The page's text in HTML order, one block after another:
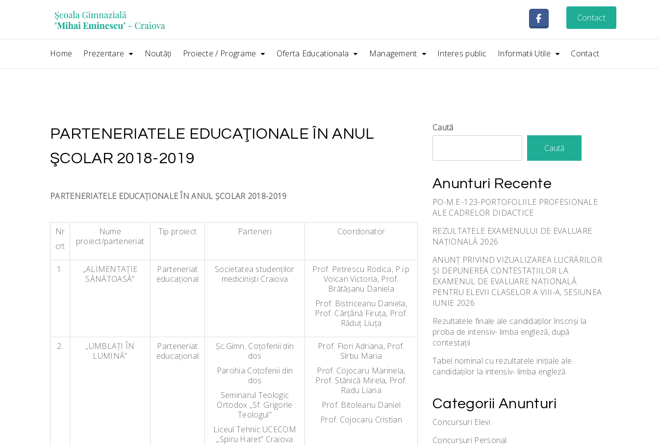
Contact
Home Prezentare Noutăţi Proiecte / Programe Oferta Educationala Management Interes public Informatii Utile Contact
PARTENERIATELE EDUCAŢIONALE ÎN ANUL
ŞCOLAR 2018-2019
PARTENERIATELE EDUCAŢIONALE ÎN ANUL ŞCOLAR 2018-2019
Nr
crt
Nume
proiect/parteneriat
Tip proiect Parteneri Coordonator
1.
„ALIMENTAŢIE
SĂNĂTOASĂ”
Parteneriat
educaţional
Societatea studenţilor
medicinişti Craiova
Prof. Petrescu Rodica, P.i.p
Voican Victoria, Prof.
Brătăşanu Daniela
Prof. Bistriceanu Daniela,
Prof. Cârţână Firuţa, Prof.
Răduţ Liuţa
2.
„UMBLAŢI ÎN
LUMINĂ”
Parteneriat
educaţional
Şc.Gimn. Coţofenii din
dos
Parohia Coţofenii din
dos
Seminarul Teologic
Ortodox „Sf. Grigorie
Teologul”
Liceul Tehnic UCECOM
„Spiru Haret” Craiova
Prof. Flori Adriana, Prof.
Sîrbu Maria
Prof. Cojocaru Marinela,
Prof. Stănică Mirela, Prof.
Radu Liana
Prof. Bitoleanu Daniel
Prof. Cojocaru Cristian
Caută
Caută
Anunturi Recente
PO-M.E.-123-PORTOFOLIILE PROFESIONALE
ALE CADRELOR DIDACTICE
REZULTATELE EXAMENULUI DE EVALUARE
NAȚIONALĂ 2026
ANUNȚ PRIVIND VIZUALIZAREA LUCRĂRILOR
ȘI DEPUNEREA CONTESTAȚIILOR LA
EXAMENUL DE EVALUARE NAȚIONALĂ
PENTRU ELEVII CLASELOR A VIII-A, SESIUNEA
IUNIE 2026
Rezultatele finale ale candidaților înscriși la
proba de intensiv- limba engleză, după
contestații
Tabel nominal cu rezultatele inițiale ale
candidaților la intensiv- limba engleză
Categorii Anunturi
Concursuri Elevi
Concursuri Personal